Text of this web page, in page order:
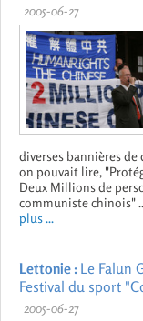
2005-06-27
diverses bannières
on pouvait lire,
Deux Millions de
communiste chinois"
plus ...
Lettonie : Le Falun
Festival du sport
2005-06-27